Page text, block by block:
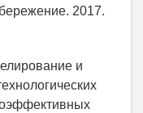
2017.
и